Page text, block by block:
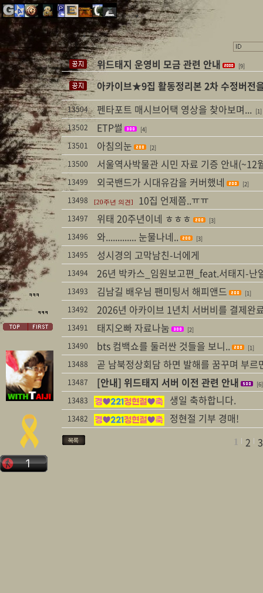
★
★
★
위드태지 운영비 모금 관련 안내 [9]
아카이브★9집 활동정리본 2차 수정버전
13504 펜타포트 매시브어택 영상을 찾아보며... [1]
13502 ETP썰 [4]
13501 아침의눈 [2]
13500 서울역사박물관 시민 자료 기증 안내(~12
13499 외국밴드가 시대유감을 커버했네 [2]
13498 [20주년 의견] 10집 언제쯤..ㅠㅠ
13497 위태 20주년이네 ㅎㅎㅎ [3]
13496 와............. 눈물나네.. [3]
13495 성시경의 고막남친-너에게
13494 26년 박카스_임원보고편_feat.서태지-난
13493 김남길 배우님 팬미팅서 해피앤드 [1]
13492 2026년 아카이브 1년치 서버비를 결제완
13491 태지오빠 자료나눔 [2]
13490 bts 컴백쇼를 둘러싼 것들을 보니.. [1]
13488 곧 남북정상회담 하면 발해를 꿈꾸며 부르
13487 [안내] 위드태지 서버 이전 관련 안내 [6]
13483 생일 축하합니다.
13482 정현절 기부 경매!
1 2 3